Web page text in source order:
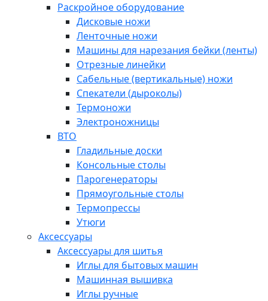
Раскройное оборудование
Дисковые ножи
Ленточные ножи
Машины для нарезания бейки (ленты)
Отрезные линейки
Сабельные (вертикальные) ножи
Спекатели (дыроколы)
Термоножи
Электроножницы
ВТО
Гладильные доски
Консольные столы
Парогенераторы
Прямоугольные столы
Термопрессы
Утюги
Аксессуары
Аксессуары для шитья
Иглы для бытовых машин
Машинная вышивка
Иглы ручные